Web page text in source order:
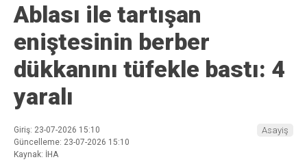
Ablası ile tartışan
eniştesinin berber
dükkanını tüfekle bastı: 4
yaralı
Giriş: 23-07-2026 15:10
Güncelleme: 23-07-2026 15:10
Kaynak: İHA
Asayiş